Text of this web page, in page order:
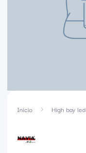
Inicio High bay led